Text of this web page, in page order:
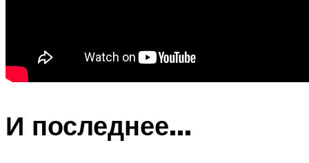
И последнее…